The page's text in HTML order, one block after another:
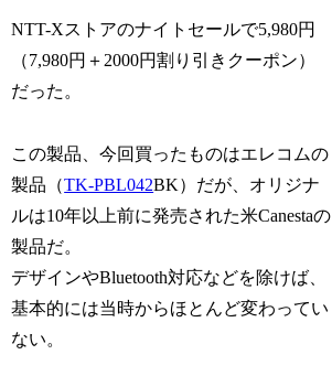
NTT-Xストアのナイトセールで5,980円
（7,980円＋2000円割り引きクーポン）
だった。
この製品、今回買ったものはエレコムの
製品（TK-PBL042BK）だが、オリジナ
ルは10年以上前に発売された米Canestaの
製品だ。
デザインやBluetooth対応などを除けば、
基本的には当時からほとんど変わってい
ない。